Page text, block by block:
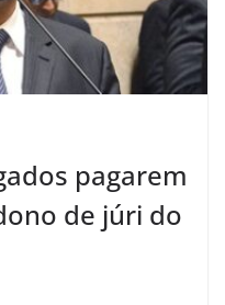
pagarem
de júri do